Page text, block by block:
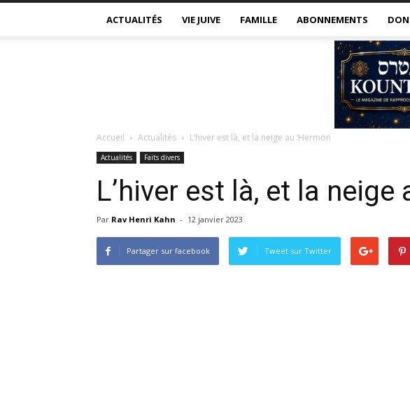
ACTUALITÉS VIE JUIVE FAMILLE ABONNEMENTS
Accueil Actualités L’hiver est là, et la neige au ‘Hermon
Actualités Faits divers
L’hiver est là, et la neige
Par Rav Henri Kahn - 12 janvier 2023
Partager sur facebook Tweet sur Twitter